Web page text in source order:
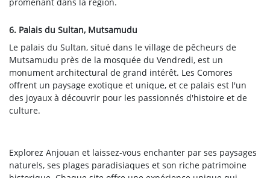
6. Palais du Sultan, Mutsamudu
Le palais du Sultan, situé dans le village de pêcheurs de
Mutsamudu près de la mosquée du Vendredi, est un
monument architectural de grand intérêt. Les Comores
offrent un paysage exotique et unique, et ce palais est l'un
des joyaux à découvrir pour les passionnés d'histoire et de
culture.
Explorez Anjouan et laissez-vous enchanter par ses paysages
naturels, ses plages paradisiaques et son riche patrimoine